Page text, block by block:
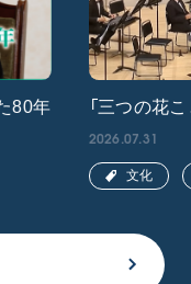
80年
「三つの花
2026.07.31
文化